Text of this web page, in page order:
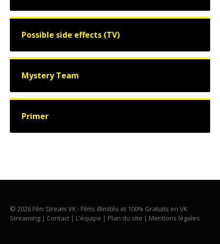
Possible side effects (TV)
Mystery Team
Primer
© 2026 Film Stream VK : Films illimités et 100% Gratuits en VK
Streaming | Contact | L'équipe | Plan du site | Mentions légales